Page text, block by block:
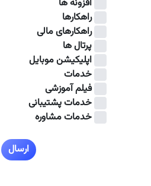
افزونه ها
راهکارها
راهکارهای مالی
پرتال ها
اپلیکیشن موبایل
خدمات
فیلم آموزشی
خدمات پشتیبانی
خدمات مشاوره
ارسال